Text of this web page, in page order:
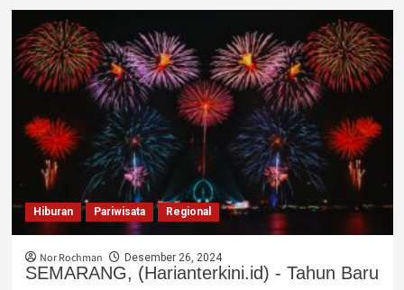
Hiburan Pariwisata Regional
Nor Rochman Desember 26, 2024
SEMARANG, (Harianterkini.id) - Tahun Baru